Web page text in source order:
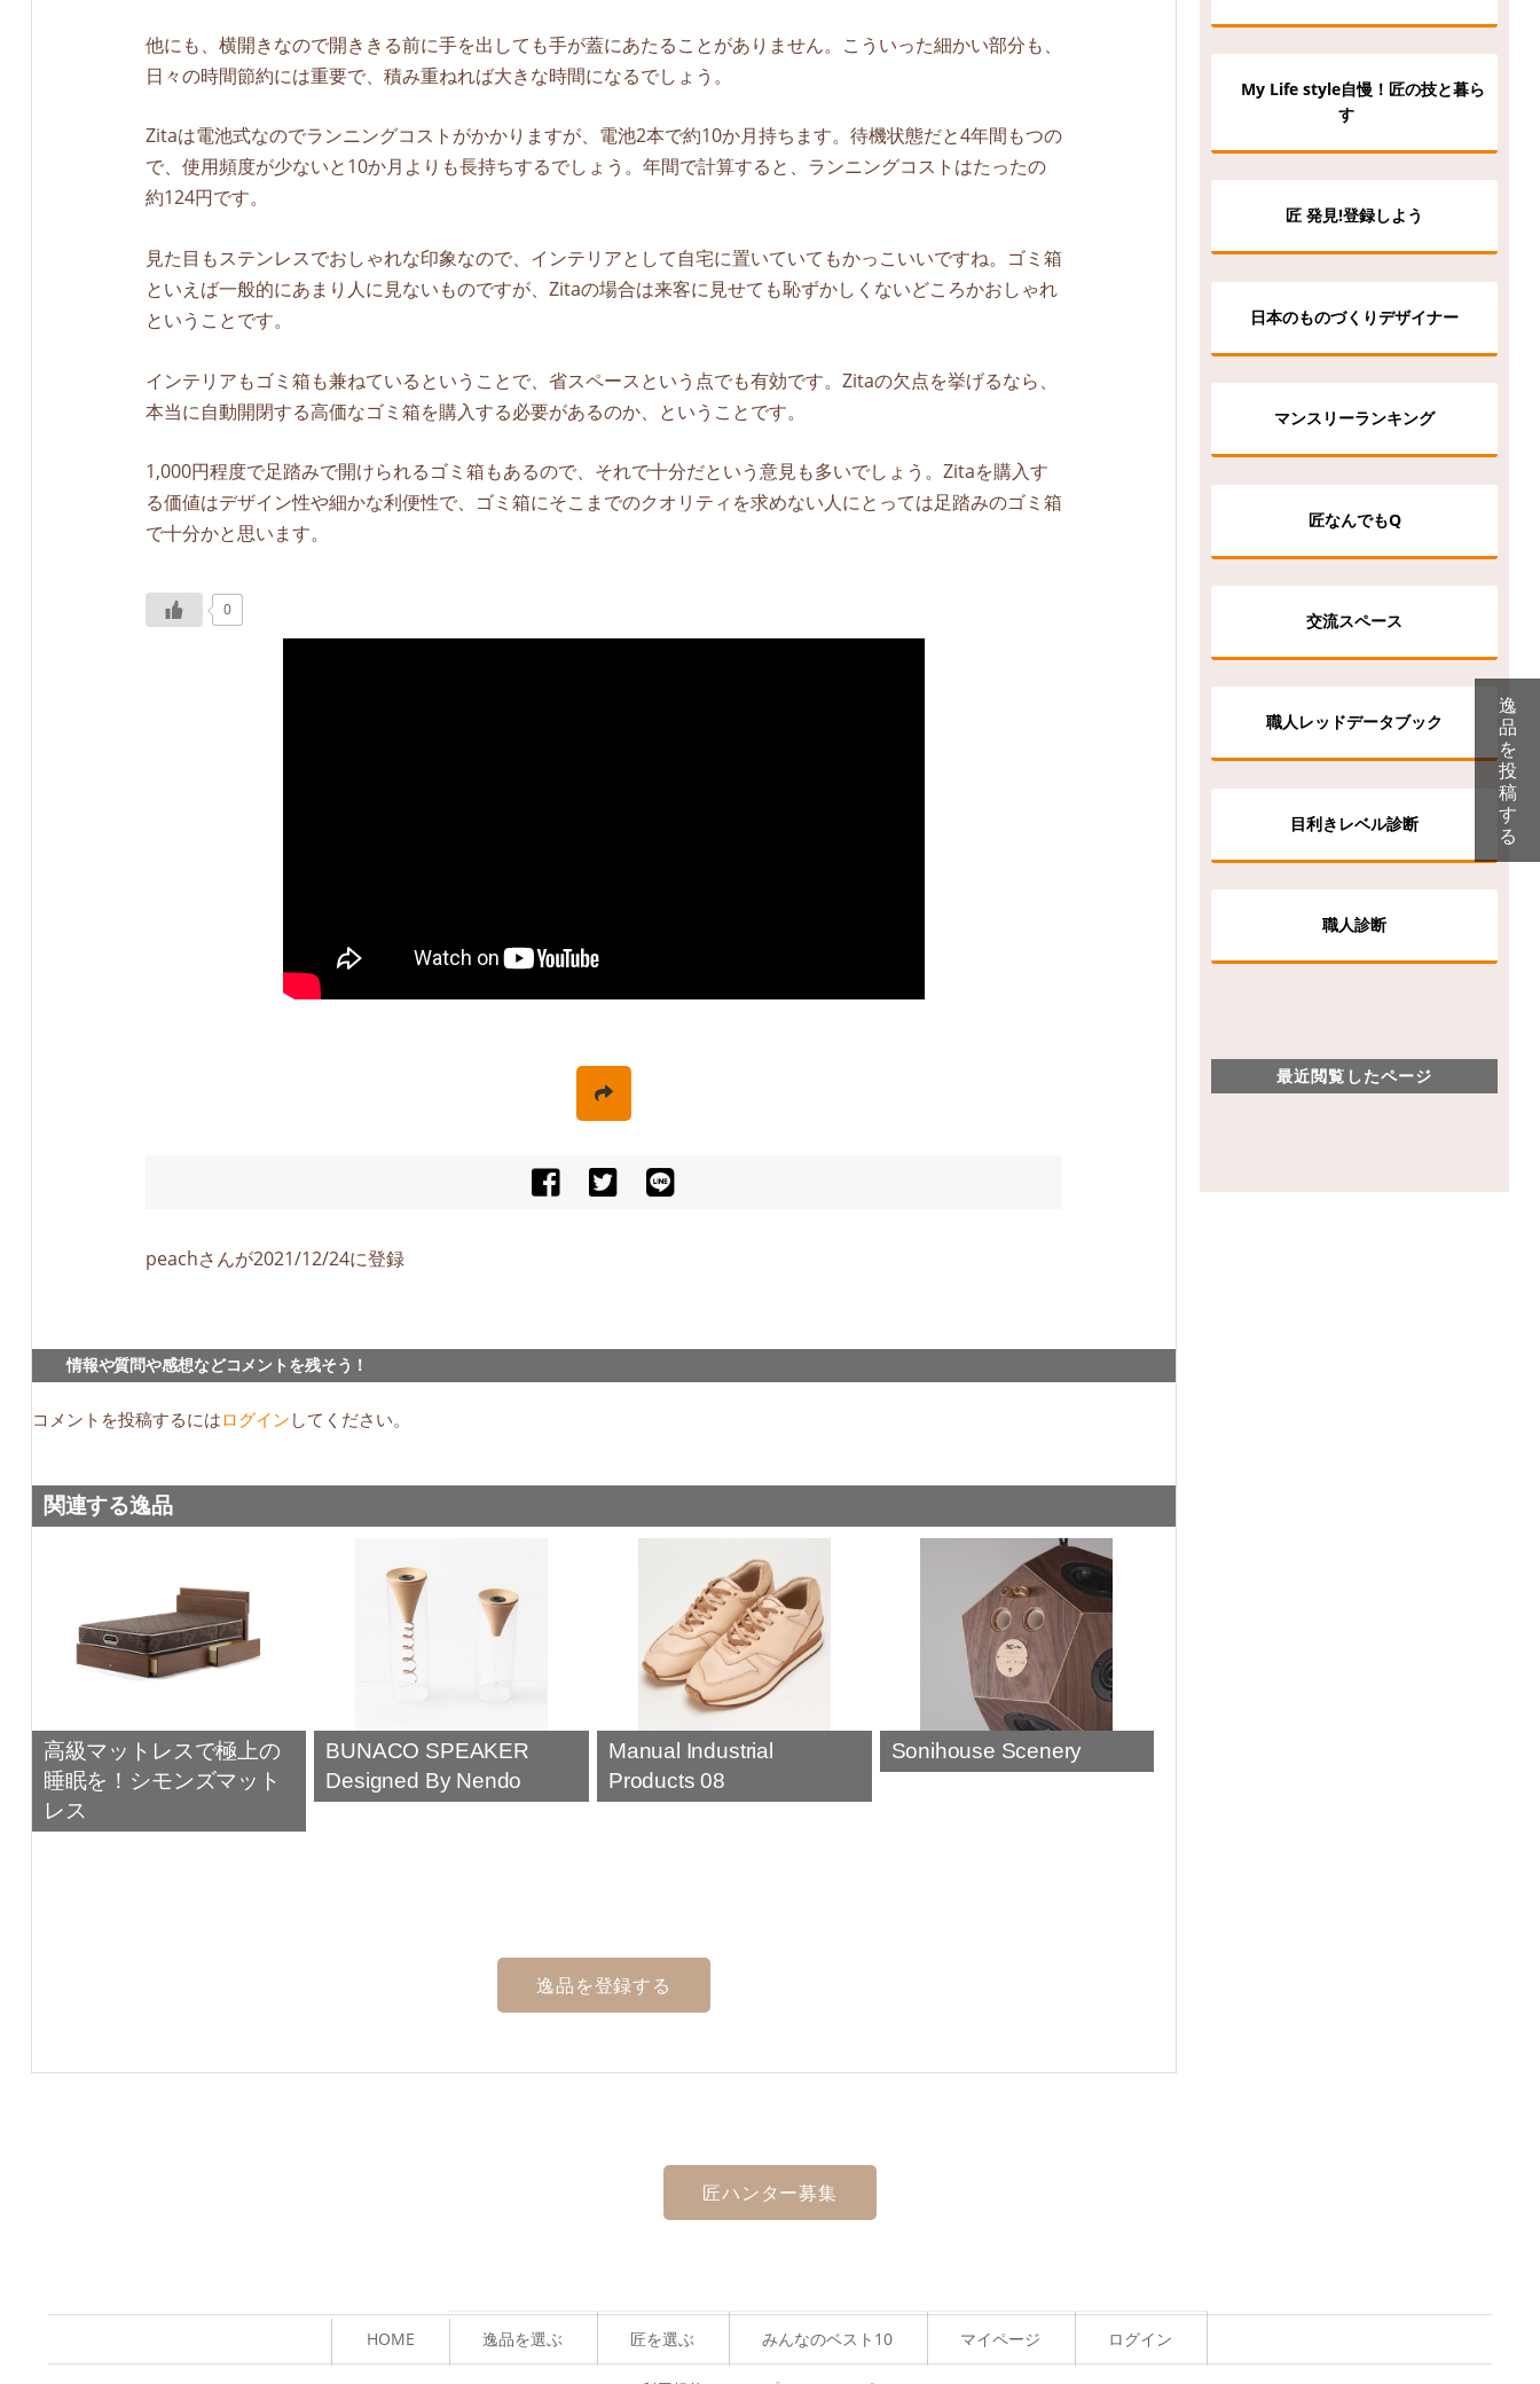
他にも、横開きなので開ききる前に手を出しても手が蓋にあたることがありません。こういった細かい部分も、
日々の時間節約には重要で、積み重ねれば大きな時間になるでしょう。
Zitaは電池式なのでランニングコストがかかりますが、電池2本で約10か月持ちます。待機状態だと4年間もつの
で、使用頻度が少ないと10か月よりも長持ちするでしょう。年間で計算すると、ランニングコストはたったの
約124円です。
見た目もステンレスでおしゃれな印象なので、インテリアとして自宅に置いていてもかっこいいですね。ゴミ箱
といえば一般的にあまり人に見ないものですが、Zitaの場合は来客に見せても恥ずかしくないどころかおしゃれ
ということです。
インテリアもゴミ箱も兼ねているということで、省スペースという点でも有効です。Zitaの欠点を挙げるなら、
本当に自動開閉する高価なゴミ箱を購入する必要があるのか、ということです。
1,000円程度で足踏みで開けられるゴミ箱もあるので、それで十分だという意見も多いでしょう。Zitaを購入す
る価値はデザイン性や細かな利便性で、ゴミ箱にそこまでのクオリティを求めない人にとっては足踏みのゴミ箱
で十分かと思います。
0
peachさんが2021/12/24に登録
情報や質問や感想などコメントを残そう！
コメントを投稿するにはログイン してください。
関連する逸品
高級マットレスで極上の
睡眠を！シモンズマット
レス
BUNACO SPEAKER
Designed By Nendo
Manual Industrial
Products 08
Sonihouse Scenery
逸品を登録する
My Life style自慢！匠の技と暮ら
す
匠 発見!登録しよう
日本のものづくりデザイナー
マンスリーランキング
匠なんでもQ
交流スペース
職人レッドデータブック
目利きレベル診断
職人診断
最近閲覧したページ
逸
品
を
投
稿
す
る
匠ハンター募集
HOME 逸品を選ぶ 匠を選ぶ みんなのベスト10 マイページ ログイン